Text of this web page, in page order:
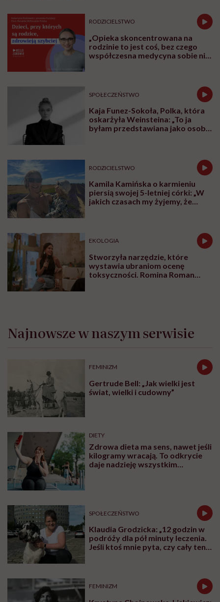
RODZICIELSTWO
„Opieka skoncentrowana na
rodzinie to jest coś, bez czego
współczesna medycyna sobie nie
SPOŁECZEŃSTWO
Kaja Funez-Sokoła, Polka, która
oskarżyła Weinsteina: „To ja
byłam przedstawiana jako osoba,
RODZICIELSTWO
Kamila Kamińska o karmieniu
piersią swojej 5-letniej córki: „W
jakich czasach my żyjemy, że
EKOLOGIA
Stworzyła narzędzie, które
wystawia ubraniom ocenę
toksyczności. Romina Roman
Najnowsze w naszym serwisie
FEMINIZM
Gertrude Bell: „Jak wielki jest
świat, wielki i cudowny”
DIETY
Zdrowa dieta ma sens, nawet jeśli
kilogramy wracają. To odkrycie
daje nadzieję wszystkim
SPOŁECZEŃSTWO
Klaudia Grodzicka: „12 godzin w
podróży dla pół minuty leczenia.
Jeśli ktoś mnie pyta, czy cały ten
FEMINIZM